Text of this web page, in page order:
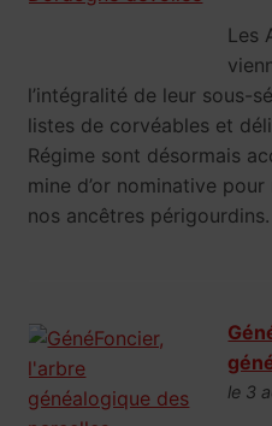
Les
l’intégralité de leur sous-
listes de corvéables et
Régime sont désormais
mine d’or nominative
nos ancêtres périgourdins.
le 3